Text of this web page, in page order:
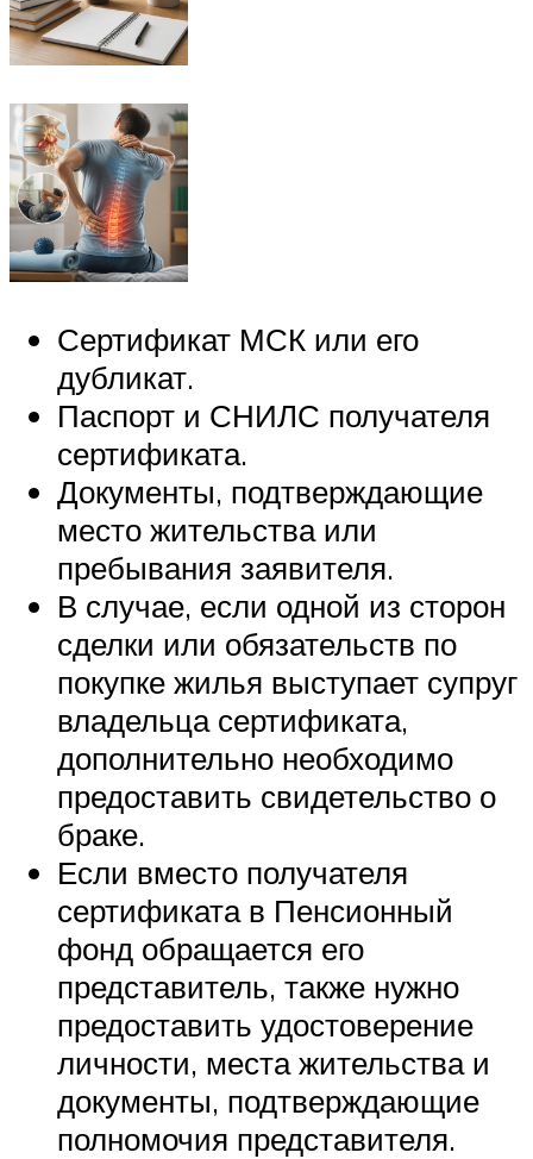
Сертификат МСК или его
дубликат.
Паспорт и СНИЛС получателя
сертификата.
Документы, подтверждающие
место жительства или
пребывания заявителя.
В случае, если одной из сторон
сделки или обязательств по
покупке жилья выступает супруг
владельца сертификата,
дополнительно необходимо
предоставить свидетельство о
браке.
Если вместо получателя
сертификата в Пенсионный
фонд обращается его
представитель, также нужно
предоставить удостоверение
личности, места жительства и
документы, подтверждающие
полномочия представителя.